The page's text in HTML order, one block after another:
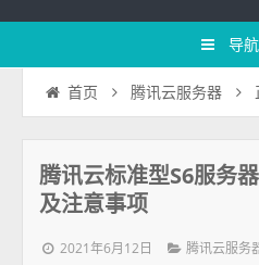
导
首页 腾讯云服务器
腾讯云标准型S6服务
及注意事项
2021年6月12日 腾讯云服务